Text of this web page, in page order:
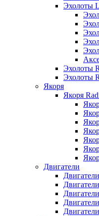
Эхолоты
Эхолоты
Эхолоты
Якоря
Якоря
Двигатели